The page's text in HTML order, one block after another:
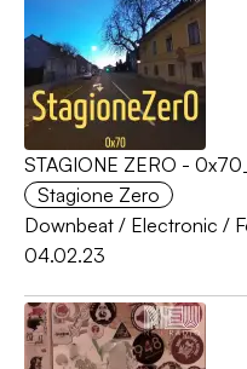
STAGIONE ZERO -
Stagione Zero
Downbeat / Electronic /
04.02.23